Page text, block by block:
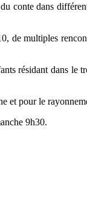
conte dans
de multiples
résidant dans le
et pour le
9h30.